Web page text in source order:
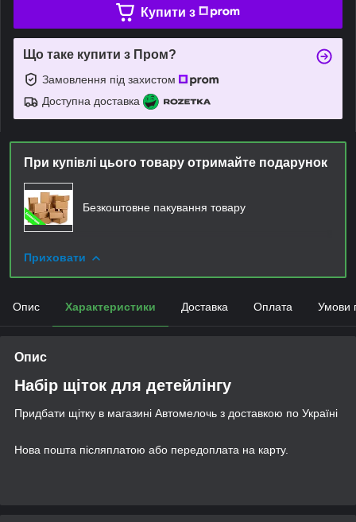
Купити з
Що таке купити з Пром?
Замовлення під захистом
Доступна доставка
При купівлі цього товару отримайте подарунок
Безкоштовне пакування товару
Приховати
Опис Характеристики Доставка Оплата Умови
Опис
Набір щіток для детейлінгу
Придбати щітку в магазині Автомелочь з доставкою по Україні
Нова пошта післяплатою або передоплата на карту.